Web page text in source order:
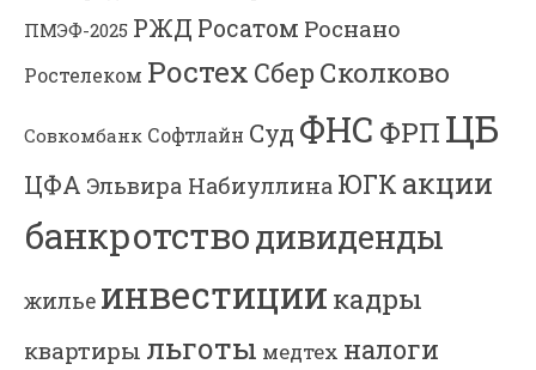
ПМЭФ-2025 РЖД Росатом Роснано
Ростелеком Ростех Сбер Сколково
Совкомбанк Софтлайн Суд ФНС ФРП ЦБ
ЦФА Эльвира Набиуллина ЮГК акции
банкротстводивиденды
жилье инвестиции кадры
квартиры льготы медтех налоги